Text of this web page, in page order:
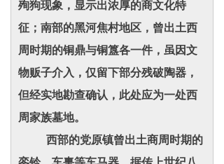
殉狗现象，显示出浓厚的商文化特
征；南部的黑河焦村地区，曾出土西
周时期的铜鼎与铜簋各一件，虽因文
物贩子介入，仅留下部分残破陶器，
但经实地勘查确认，此处应为一处西
周家族墓地。
西部的党原镇曾出土商周时期的